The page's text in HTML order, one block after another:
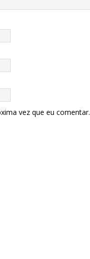
vez que eu comentar.